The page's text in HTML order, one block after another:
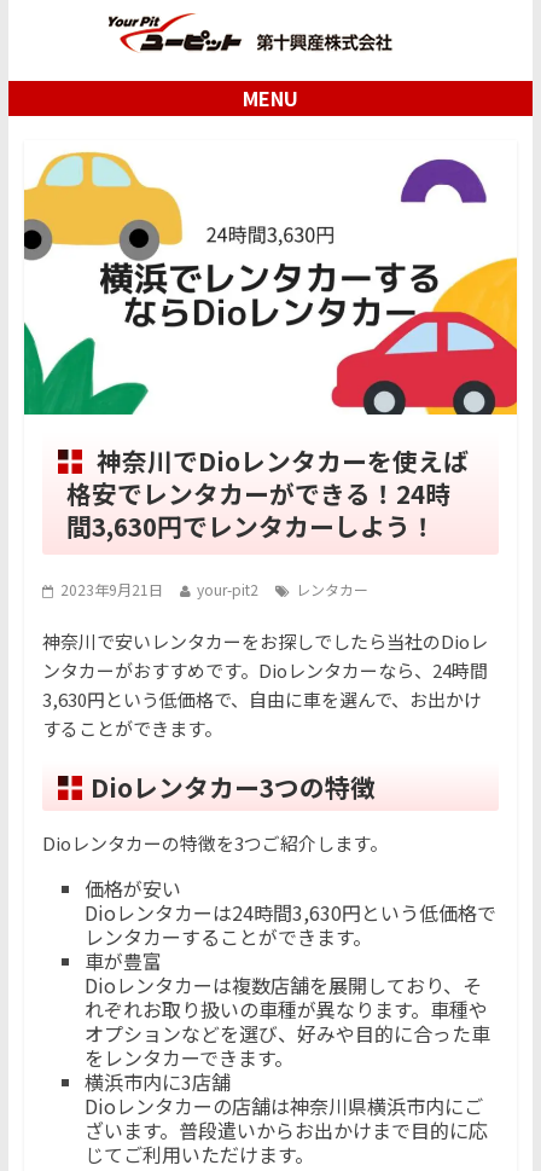
MENU
神奈川でDioレンタカーを使えば
格安でレンタカーができる！24時
間3,630円でレンタカーしよう！
2023年9月21日 your-pit2 レンタカー
神奈川で安いレンタカーをお探しでしたら当社のDioレ
ンタカーがおすすめです。Dioレンタカーなら、24時間
3,630円という低価格で、自由に車を選んで、お出かけ
することができます。
Dioレンタカー3つの特徴
Dioレンタカーの特徴を3つご紹介します。
価格が安い
Dioレンタカーは24時間3,630円という低価格で
レンタカーすることができます。
車が豊富
Dioレンタカーは複数店舗を展開しており、そ
れぞれお取り扱いの車種が異なります。車種や
オプションなどを選び、好みや目的に合った車
をレンタカーできます。
横浜市内に3店舗
Dioレンタカーの店舗は神奈川県横浜市内にご
ざいます。普段遣いからお出かけまで目的に応
じてご利用いただけます。